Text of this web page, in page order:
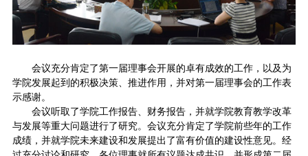
会议充分肯定了第一届理事会开展的卓有成效的工作，以及为
学院发展起到的积极决策、推进作用，并对第一届理事会的工作表
示感谢。
会议听取了学院工作报告、财务报告，并就学院教育教学改革
与发展等重大问题进行了研究。会议充分肯定了学院前些年的工作
成绩，并就学院未来建设和发展提出了富有价值的建设性意见。经